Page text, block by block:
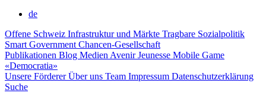
de
Offene Schweiz Infrastruktur und Märkte Tragbare Sozialpolitik
Smart Government Chancen-Gesellschaft
Publikationen Blog Medien Avenir Jeunesse Mobile Game
«Democratia»
Unsere FördererÜber uns Team Impressum Datenschutzerklärung
Suche